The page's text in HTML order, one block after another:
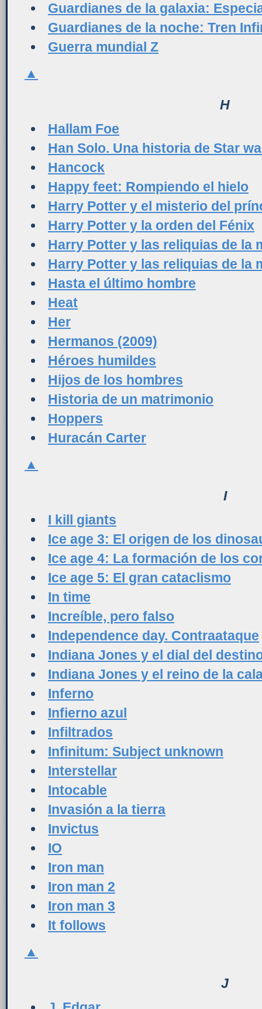
Guardianes de la galaxia:
Guardianes de la noche: Tren
Guerra mundial Z
▲
H
Hallam Foe
Han Solo. Una historia de Star
Hancock
Happy feet: Rompiendo el hielo
Harry Potter y el misterio del
Harry Potter y la orden del Fénix
Harry Potter y las reliquias de la
Harry Potter y las reliquias de la
Hasta el último hombre
Heat
Her
Hermanos (2009)
Héroes humildes
Hijos de los hombres
Historia de un matrimonio
Hoppers
Huracán Carter
▲
I
I kill giants
Ice age 3: El origen de los
Ice age 4: La formación de los
Ice age 5: El gran cataclismo
In time
Increíble, pero falso
Independence day. Contraataque
Indiana Jones y el dial del
Indiana Jones y el reino de la
Inferno
Infierno azul
Infiltrados
Infinitum: Subject unknown
Interstellar
Intocable
Invasión a la tierra
Invictus
IO
Iron man
Iron man 2
Iron man 3
It follows
▲
J